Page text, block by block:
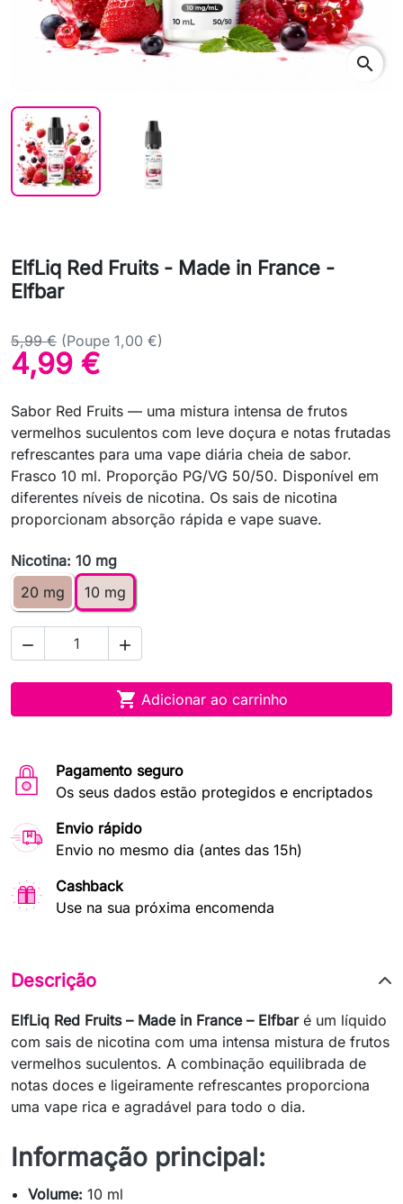
search
ElfLiq Red Fruits - Made in France -
Elfbar
5,99 € (Poupe 1,00 €)
4,99 €
Sabor Red Fruits — uma mistura intensa de frutos
vermelhos suculentos com leve doçura e notas frutadas
refrescantes para uma vape diária cheia de sabor.
Frasco 10 ml. Proporção PG/VG 50/50. Disponível em
diferentes níveis de nicotina. Os sais de nicotina
proporcionam absorção rápida e vape suave.
Nicotina: 10 mg
20 mg
10 mg
 
 Adicionar ao carrinho
Pagamento seguro
Os seus dados estão protegidos e encriptados
Envio rápido
Envio no mesmo dia (antes das 15h)
Cashback
Use na sua próxima encomenda
Descrição
ElfLiq Red Fruits – Made in France – Elfbaré um líquido
com sais de nicotina com uma intensa mistura de frutos
vermelhos suculentos. A combinação equilibrada de
notas doces e ligeiramente refrescantes proporciona
uma vape rica e agradável para todo o dia.
Informação principal:
Volume: 10 ml